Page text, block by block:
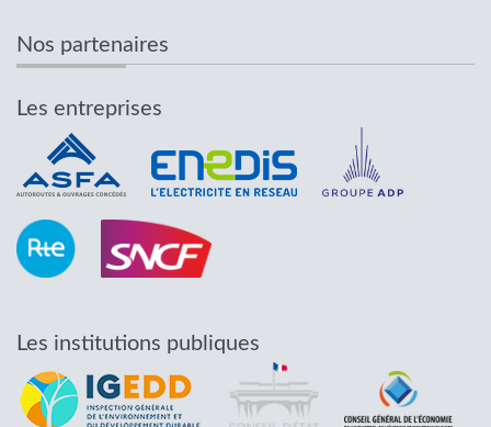
Nos partenaires
Les entreprises
Les institutions publiques